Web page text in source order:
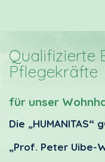
Qualifizierte
Pflegekräfte
für unser
Die
„Prof. Peter Uibe-